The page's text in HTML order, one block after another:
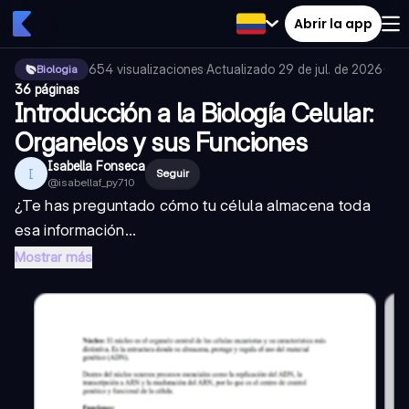
Abrir la app
Biologia 654 visualizaciones·Actualizado 29 de jul. de 2026·
36 páginas
Introducción a la Biología Celular:
Organelos y sus Funciones
I Isabella Fonseca
@isabellaf_py710
Seguir
¿Te has preguntado cómo tu célula almacena toda
esa información...
Mostrar más